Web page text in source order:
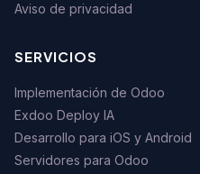
Aviso de privacidad
SERVICIOS
Implementación de Odoo
Exdoo Deploy IA
Desarrollo para iOS y Android
Servidores para Odoo